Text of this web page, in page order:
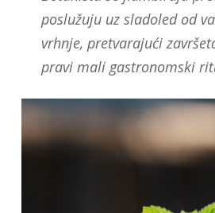
poslužuju uz sladoled od
vrhnje, pretvarajući
pravi mali gastronomski